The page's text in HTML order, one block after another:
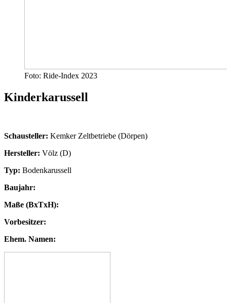
Foto: Ride-Index 2023
Kinderkarussell
Schausteller: Kemker Zeltbetriebe (Dörpen)
Hersteller: Völz (D)
Typ: Bodenkarussell
Baujahr:
Maße (BxTxH):
Vorbesitzer:
Ehem. Namen: